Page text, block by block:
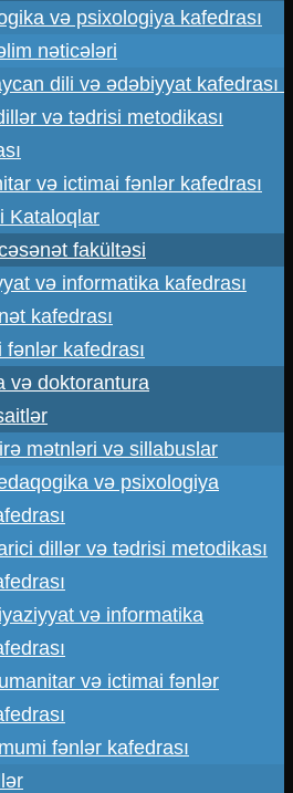
və psixologiya kafedrası
nəticələri
dili və ədəbiyyat kafedrası
və tədrisi metodikası
və ictimai fənlər kafedrası
Kataloqlar
fakültəsi
və informatika kafedrası
kafedrası
fənlər kafedrası
və doktorantura
mətnləri və sillabuslar
və psixologiya
dillər və tədrisi metodikası
və informatika
və ictimai fənlər
fənlər kafedrası